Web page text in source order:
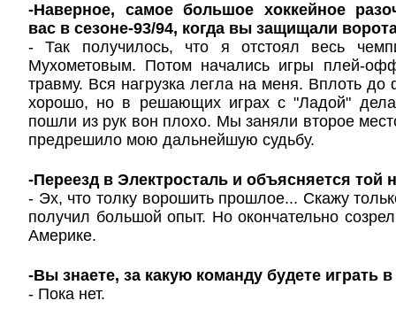
-Наверное, самое большое хоккейное
вас в сезоне-93/94, когда вы защищали
- Так получилось, что я отстоял весь
Мухометовым. Потом начались игры плей-
травму. Вся нагрузка легла на меня. Вплоть
хорошо, но в решающих играх с "Ладой"
пошли из рук вон плохо. Мы заняли второе
предрешило мою дальнейшую судьбу.
-Переезд в Электросталь и объясняется той
- Эх, что толку ворошить прошлое... Скажу
получил большой опыт. Но окончательно
Америке.
-Вы знаете, за какую команду будете играть
- Пока нет.